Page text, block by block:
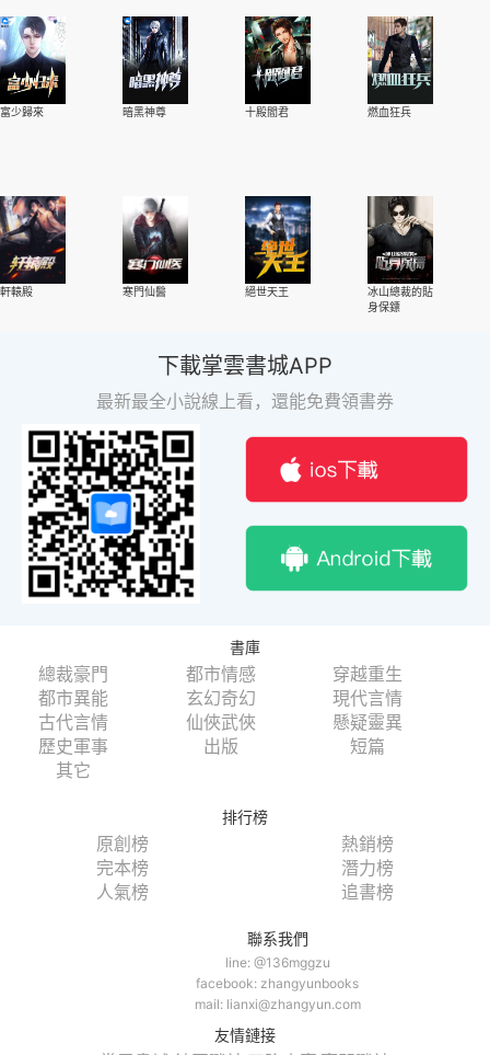
富少歸來 暗黑神尊 十殿閻君 燃血狂兵
軒轅殿 寒門仙醫 絕世天王
冰山總裁的貼
身保鏢
下載掌雲書城APP
最新最全小說線上看，還能免費領書券
書庫
總裁豪門 都市情感
穿越重生
都市異能
玄幻奇幻
現代言情
古代言情
仙俠武俠
懸疑靈異
歷史軍事
出版
短篇
其它
排行榜
原創榜
熱銷榜
完本榜
潛力榜
人氣榜
追書榜
聯系我們
line: @136mggzu
facebook: zhangyunbooks
mail: lianxi@zhangyun.com
友情鏈接